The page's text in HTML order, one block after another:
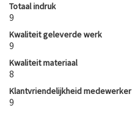
Totaal indruk
9
Kwaliteit geleverde werk
9
Kwaliteit materiaal
8
Klantvriendelijkheid medewerker
9